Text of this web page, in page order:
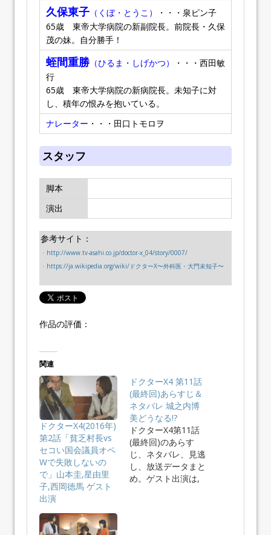
久保東子 （くぼ・とうこ）
・・・泉ピン子
65歳 東帝大学病院の新副院長。前院長・久保
茂の妹。自分勝手！
蛭間重勝 （ひるま・しげかつ）
・・・西田敏
行
65歳 東帝大学病院の新病院長。未知子に対
し、積年の恨みを抱いている。
ナレーター ・・・田口トモロヲ
スタッフ
脚本
演出
参考サイト：
・ http://www.tv-asahi.co.jp/doctor-x_04/story/0007/
・ https://ja.wikipedia.org/wiki/ドクターX〜外科医・大門未知子〜
作品の評価：
関連
ドクターX4(2016年)
第2話「貧乏村長vs
セコい国会議員オペ
Wで失敗しないの
で」山本圭,星由里
子,西岡徳馬 ゲスト
出演
ドクターX4 第11話
(最終回)あらすじ＆
ネタバレ 城之内博
美どうなる!?
ドクターX4第11話
(最終回)のあらす
じ、ネタバレ、見逃
し、放送データまと
め。ゲスト出演は,